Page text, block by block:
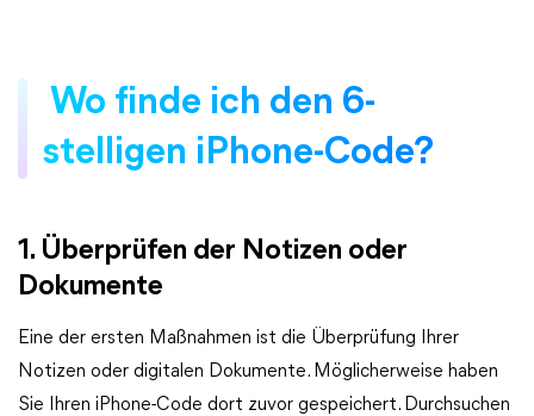
Wo finde ich den 6-
stelligen iPhone-Code?
1. Überprüfen der Notizen oder
Dokumente
Eine der ersten Maßnahmen ist die Überprüfung Ihrer
Notizen oder digitalen Dokumente. Möglicherweise haben
Sie Ihren iPhone-Code dort zuvor gespeichert. Durchsuchen